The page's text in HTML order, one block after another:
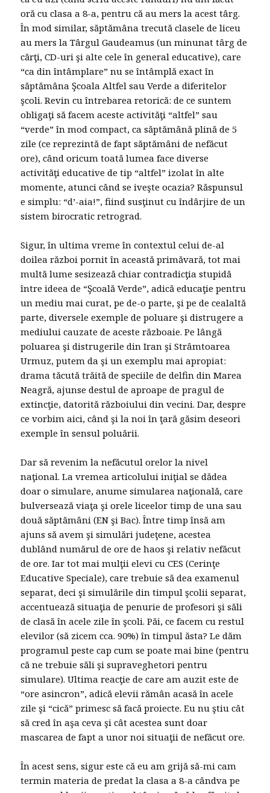
oră cu clasa a 8-a, pentru că au mers la acest târg.
În mod similar, săptămâna trecută clasele de liceu
au mers la Târgul Gaudeamus (un minunat târg de
cărţi, CD-uri şi alte cele în general educative), care
“ca din întâmplare” nu se întâmplă exact în
săptămâna Şcoala Altfel sau Verde a diferitelor
şcoli. Revin cu întrebarea retorică: de ce suntem
obligaţi să facem aceste activităţi “altfel” sau
“verde” în mod compact, ca săptămână plină de 5
zile (ce reprezintă de fapt săptămâni de nefăcut
ore), când oricum toată lumea face diverse
activităţi educative de tip “altfel” izolat în alte
momente, atunci când se iveşte ocazia? Răspunsul
e simplu: “d’-aia!”, fiind susţinut cu îndârjire de un
sistem birocratic retrograd.
Sigur, în ultima vreme în contextul celui de-al
doilea război pornit în această primăvară, tot mai
multă lume sesizează chiar contradicţia stupidă
între ideea de “Şcoală Verde”, adică educaţie pentru
un mediu mai curat, pe de-o parte, şi pe de cealaltă
parte, diversele exemple de poluare şi distrugere a
mediului cauzate de aceste războaie. Pe lângă
poluarea şi distrugerile din Iran şi Strâmtoarea
Urmuz, putem da şi un exemplu mai apropiat:
drama tăcută trăită de speciile de delfin din Marea
Neagră, ajunse destul de aproape de pragul de
extincţie, datorită războiului din vecini. Dar, despre
ce vorbim aici, când şi la noi în ţară găsim deseori
exemple în sensul poluării.
Dar să revenim la nefăcutul orelor la nivel
naţional. La vremea articolului iniţial se dădea
doar o simulare, anume simularea naţională, care
bulversează viaţa şi orele liceelor timp de una sau
două săptămâni (EN şi Bac). Între timp însă am
ajuns să avem şi simulări judeţene, acestea
dublând numărul de ore de haos şi relativ nefăcut
de ore. Iar tot mai mulţii elevi cu CES (Cerinţe
Educative Speciale), care trebuie să dea examenul
separat, deci şi simulările din timpul şcolii separat,
accentuează situaţia de penurie de profesori şi săli
de clasă în acele zile în şcoli. Păi, ce facem cu restul
elevilor (să zicem cca. 90%) în timpul ăsta? Le dăm
programul peste cap cum se poate mai bine (pentru
că ne trebuie săli şi supraveghetori pentru
simulare). Ultima reacţie de care am auzit este de
“ore asincron”, adică elevii rămân acasă în acele
zile şi “cică” primesc să facă proiecte. Eu nu ştiu cât
să cred în aşa ceva şi cât acestea sunt doar
mascarea de fapt a unor noi situaţii de nefăcut ore.
În acest sens, sigur este că eu am grijă să-mi cam
termin materia de predat la clasa a 8-a cândva pe